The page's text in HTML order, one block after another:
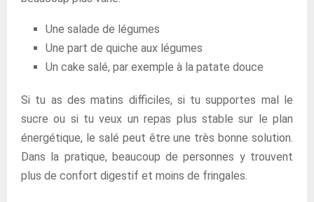
Une salade de légumes
Une part de quiche aux légumes
Un cake salé, par exemple à la patate douce
Si tu as des matins difficiles, si tu supportes mal le
sucre ou si tu veux un repas plus stable sur le plan
énergétique, le salé peut être une très bonne solution.
Dans la pratique, beaucoup de personnes y trouvent
plus de confort digestif et moins de fringales.